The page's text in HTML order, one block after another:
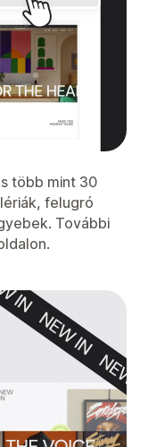
több mint 30
felugró
További